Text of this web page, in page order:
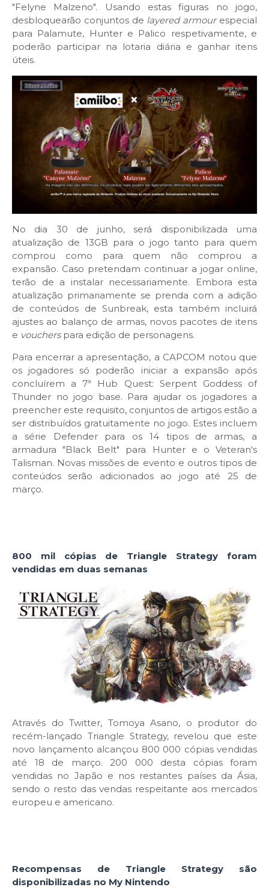
"Felyne Malzeno". Usando estas figuras no jogo,
desbloquearão conjuntos de layered armourespecial
para Palamute, Hunter e Palico respetivamente, e
poderão participar na lotaria diária e ganhar itens
úteis.
No dia 30 de junho, será disponibilizada uma
atualização de 13GB para o jogo tanto para quem
comprou como para quem não comprou a
expansão. Caso pretendam continuar a jogar online,
terão de a instalar necessariamente. Embora esta
atualização primariamente se prenda com a adição
de conteúdos de Sunbreak, esta também incluirá
ajustes ao balanço de armas, novos pacotes de itens
e vouchers para edição de personagens.
Para encerrar a apresentação, a CAPCOM notou que
os jogadores só poderão iniciar a expansão após
concluírem a 7ª Hub Quest: Serpent Goddess of
Thunder no jogo base. Para ajudar os jogadores a
preencher este requisito, conjuntos de artigos estão a
ser distribuídos gratuitamente no jogo. Estes incluem
a série Defender para os 14 tipos de armas, a
armadura "Black Belt" para Hunter e o Veteran's
Talisman. Novas missões de evento e outros tipos de
conteúdos serão adicionados ao jogo até 25 de
março.
800 mil cópias de Triangle Strategy foram
vendidas em duas semanas
Através do Twitter, Tomoya Asano, o produtor do
recém-lançado Triangle Strategy, revelou que este
novo lançamento alcançou 800 000 cópias vendidas
até 18 de março. 200 000 desta cópias foram
vendidas no Japão e nos restantes países da Ásia,
sendo o resto das vendas respeitante aos mercados
europeu e americano.
Recompensas de Triangle Strategy são
disponibilizadas no My Nintendo